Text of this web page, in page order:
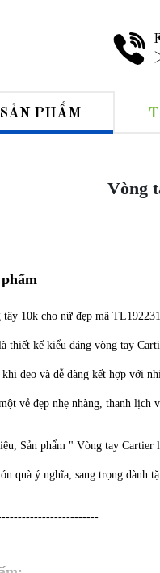
PHẨM
Vòng
10k cho nữ đẹp mã
thiết kế kiểu dáng vòng tay
đeo và dễ dàng kết hợp với
vẻ đẹp nhẹ nhàng, thanh
Sản phẩm " Vòng tay Cartier
quà ý nghĩa, sang trọng dành